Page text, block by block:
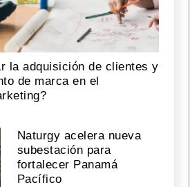
la adquisición de clientes y
de marca en el
Naturgy acelera nueva
subestación para
fortalecer Panamá
Pacífico